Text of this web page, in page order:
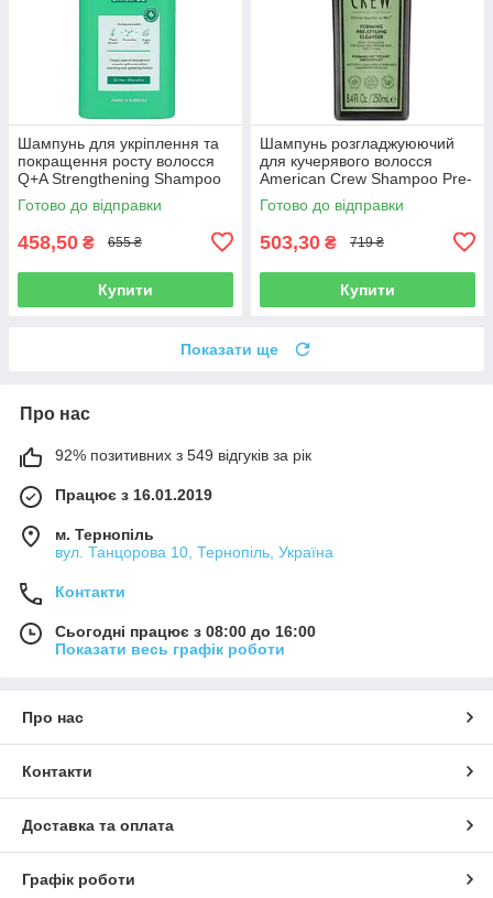
Шампунь для укріплення та
покращення росту волосся
Q+A Strengthening Shampoo
250 мл
Готово до відправки
458,50 ₴ 655 ₴
Купити
Шампунь розгладжуюючий
для кучерявого волосся
American Crew Shampoo Pre-
styling Forming 250 мл
Готово до відправки
503,30 ₴ 719 ₴
Купити
Показати ще
Про нас
92% позитивних з 549 відгуків за рік
Працює з 16.01.2019
м. Тернопіль
вул. Танцорова 10, Тернопіль, Україна
Контакти
Сьогодні працює з 08:00 до 16:00
Показати весь графік роботи
Про нас
Контакти
Доставка та оплата
Графік роботи